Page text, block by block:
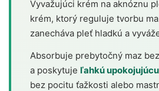
Vyvažujúci krém na aknóznu
krém, ktorý reguluje tvorbu
zanecháva pleť hladkú a
Absorbuje prebytočný maz
a poskytuje ľahkú
bez pocitu ťažkosti alebo